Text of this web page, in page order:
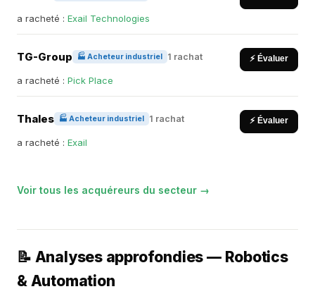
a racheté : Exail Technologies
TG-Group 🏭 Acheteur industriel 1 rachat ⚡ Évaluer
a racheté : Pick Place
Thales 🏭 Acheteur industriel 1 rachat ⚡ Évaluer
a racheté : Exail
Voir tous les acquéreurs du secteur →
📝 Analyses approfondies — Robotics
& Automation